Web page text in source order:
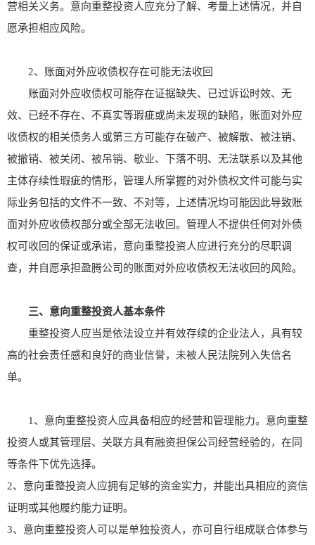
营相关义务。意向重整投资人应充分了解、考量上述情况，并自
愿承担相应风险。
2、账面对外应收债权存在可能无法收回
账面对外应收债权可能存在证据缺失、已过诉讼时效、无
效、已经不存在、不真实等瑕疵或尚未发现的缺陷，账面对外应
收债权的相关债务人或第三方可能存在破产、被解散、被注销、
被撤销、被关闭、被吊销、歇业、下落不明、无法联系以及其他
主体存续性瑕疵的情形，管理人所掌握的对外债权文件可能与实
际业务包括的文件不一致、不对等，上述情况均可能因此导致账
面对外应收债权部分或全部无法收回。管理人不提供任何对外债
权可收回的保证或承诺，意向重整投资人应进行充分的尽职调
查，并自愿承担盈腾公司的账面对外应收债权无法收回的风险。
三、意向重整投资人基本条件
重整投资人应当是依法设立并有效存续的企业法人，具有较
高的社会责任感和良好的商业信誉，未被人民法院列入失信名
单。
1、意向重整投资人应具备相应的经营和管理能力。意向重整
投资人或其管理层、关联方具有融资担保公司经营经验的，在同
等条件下优先选择。
2、意向重整投资人应拥有足够的资金实力，并能出具相应的资信
证明或其他履约能力证明。
3、意向重整投资人可以是单独投资人，亦可自行组成联合体参与